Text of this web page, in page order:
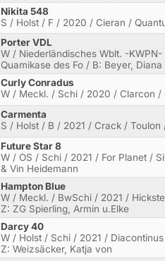
Nikita 548
S / Holst / F / 2020 / Cieran /
Porter VDL
W / Niederländisches Wblt. -
Quamikase des Fo / B: Beyer,
Curly Conradus
W / Meckl. / Schi / 2020 / Clarcon /
Carmenta
S / Holst / B / 2021 / Crack /
Future Star 8
W / OS / Schi / 2021 / For Planet /
& Vin Heidemann
Hampton Blue
W / Meckl. / BwSchi / 2021 /
Z: ZG Spierling, Armin u.Elke
Darcy 40
W / Holst / Schi / 2021 /
Z: Weizsäcker, Katja von